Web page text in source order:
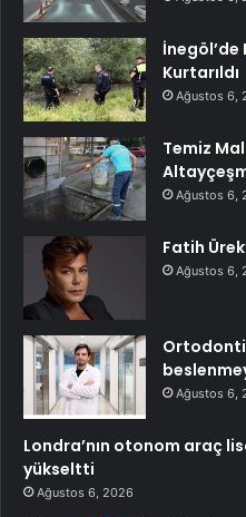
İnegöl’de
Kurtarıldı
Ağustos 6,
Temiz
Ağustos 6,
Fatih
Ağustos 6,
Ağustos 6,
Londra’nın otonom araç
yükseltti
Ağustos 6, 2026